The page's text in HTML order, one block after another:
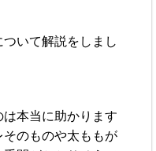
いて解説をしまし
本当に助かります
のものや太ももが